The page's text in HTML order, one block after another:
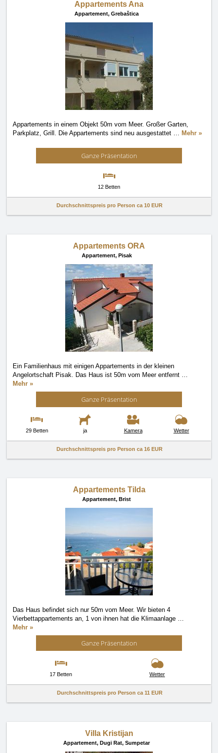
Appartements Ana
Appartement, Grebaštica
Appartements in einem Objekt 50m vom Meer. Großer Garten,
Parkplatz, Grill. Die Appartements sind neu ausgestattet … Mehr »
Ganze Präsentation
12 Betten
Durchschnittspreis pro Person ca 10 EUR
Appartements ORA
Appartement, Pisak
Ein Familienhaus mit einigen Appartements in der kleinen
Angelortschaft Pisak. Das Haus ist 50m vom Meer entfernt …
Mehr »
Ganze Präsentation
29 Betten ja Kamera Wetter
Durchschnittspreis pro Person ca 16 EUR
Appartements Tilda
Appartement, Brist
Das Haus befindet sich nur 50m vom Meer. Wir bieten 4
Vierbettappartements an, 1 von ihnen hat die Klimaanlage …
Mehr »
Ganze Präsentation
17 Betten Wetter
Durchschnittspreis pro Person ca 11 EUR
Villa Kristijan
Appartement, Dugi Rat, Sumpetar